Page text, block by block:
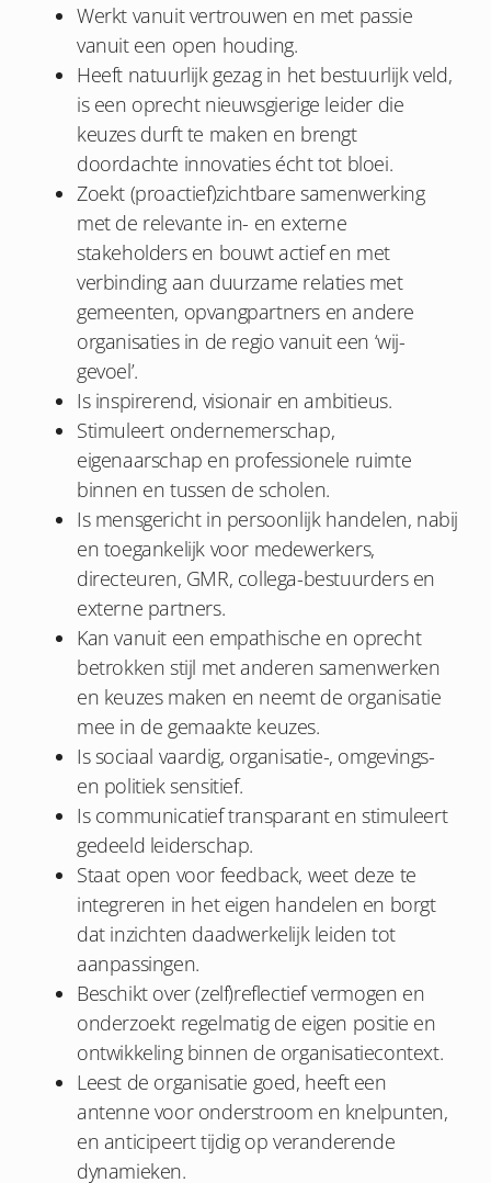
Werkt vanuit vertrouwen en met passie
vanuit een open houding.
Heeft natuurlijk gezag in het bestuurlijk veld,
is een oprecht nieuwsgierige leider die
keuzes durft te maken en brengt
doordachte innovaties écht tot bloei.
Zoekt (proactief)zichtbare samenwerking
met de relevante in- en externe
stakeholders en bouwt actief en met
verbinding aan duurzame relaties met
gemeenten, opvangpartners en andere
organisaties in de regio vanuit een ‘wij-
gevoel’.
Is inspirerend, visionair en ambitieus.
Stimuleert ondernemerschap,
eigenaarschap en professionele ruimte
binnen en tussen de scholen.
Is mensgericht in persoonlijk handelen, nabij
en toegankelijk voor medewerkers,
directeuren, GMR, collega-bestuurders en
externe partners.
Kan vanuit een empathische en oprecht
betrokken stijl met anderen samenwerken
en keuzes maken en neemt de organisatie
mee in de gemaakte keuzes.
Is sociaal vaardig, organisatie-, omgevings-
en politiek sensitief.
Is communicatief transparant en stimuleert
gedeeld leiderschap.
Staat open voor feedback, weet deze te
integreren in het eigen handelen en borgt
dat inzichten daadwerkelijk leiden tot
aanpassingen.
Beschikt over (zelf)reflectief vermogen en
onderzoekt regelmatig de eigen positie en
ontwikkeling binnen de organisatiecontext.
Leest de organisatie goed, heeft een
antenne voor onderstroom en knelpunten,
en anticipeert tijdig op veranderende
dynamieken.